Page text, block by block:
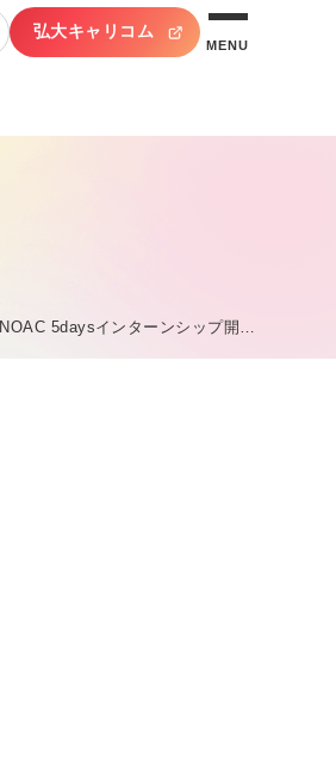
弘大キャリコム
MENU
INOAC 5daysインターンシップ開…